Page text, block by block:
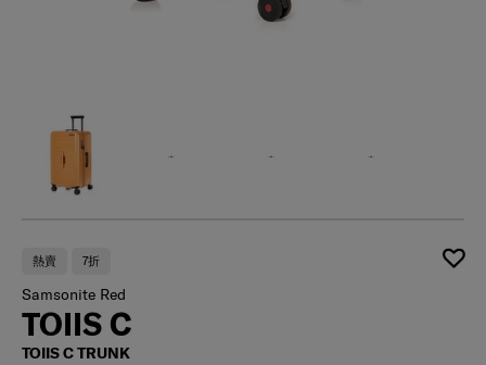
熱賣 7折
Samsonite Red
TOIIS C
TOIIS C TRUNK